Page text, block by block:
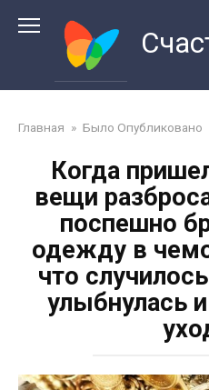
Главная » Было Опубликовано
Когда
вещи
поспешно
одежду в
что
улыбнулась